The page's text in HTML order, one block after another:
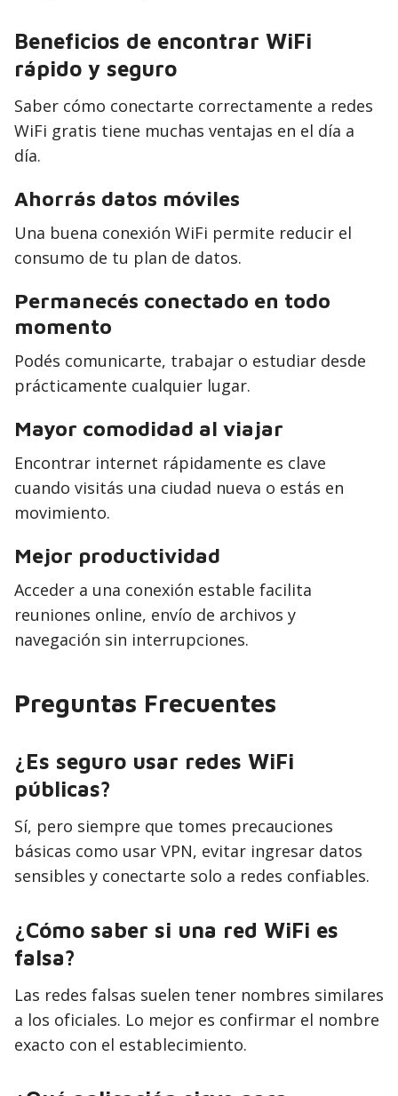
Beneficios de encontrar WiFi
rápido y seguro
Saber cómo conectarte correctamente a redes
WiFi gratis tiene muchas ventajas en el día a
día.
Ahorrás datos móviles
Una buena conexión WiFi permite reducir el
consumo de tu plan de datos.
Permanecés conectado en todo
momento
Podés comunicarte, trabajar o estudiar desde
prácticamente cualquier lugar.
Mayor comodidad al viajar
Encontrar internet rápidamente es clave
cuando visitás una ciudad nueva o estás en
movimiento.
Mejor productividad
Acceder a una conexión estable facilita
reuniones online, envío de archivos y
navegación sin interrupciones.
Preguntas Frecuentes
¿Es seguro usar redes WiFi
públicas?
Sí, pero siempre que tomes precauciones
básicas como usar VPN, evitar ingresar datos
sensibles y conectarte solo a redes confiables.
¿Cómo saber si una red WiFi es
falsa?
Las redes falsas suelen tener nombres similares
a los oficiales. Lo mejor es confirmar el nombre
exacto con el establecimiento.